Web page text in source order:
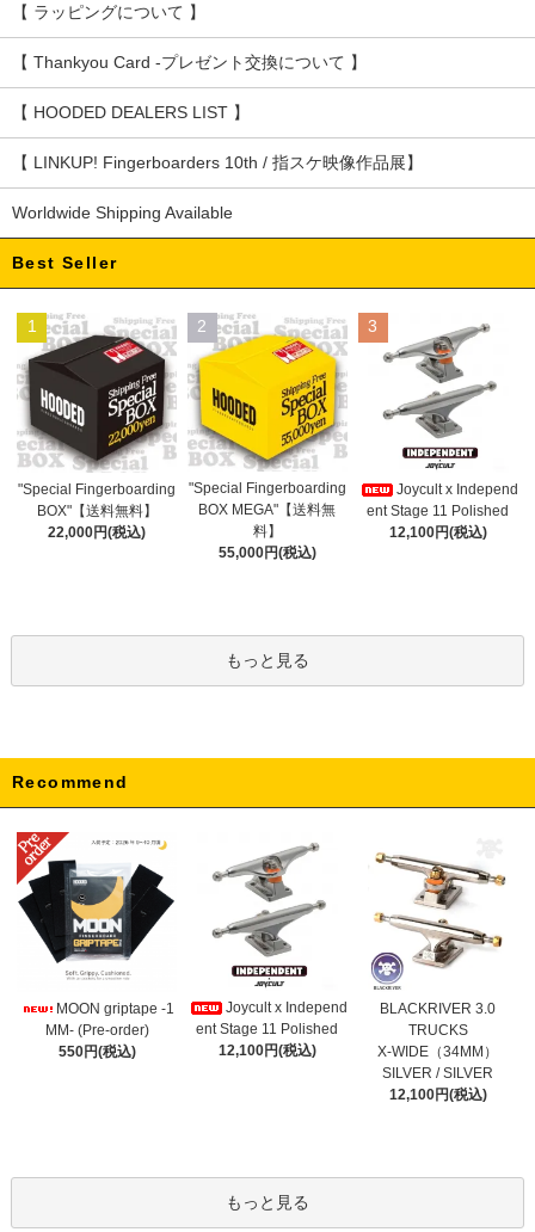
【 ラッピングについて 】
【 Thankyou Card -プレゼント交換について 】
【 HOODED DEALERS LIST 】
【 LINKUP! Fingerboarders 10th / 指スケ映像作品展】
Worldwide Shipping Available
Best Seller
1
"Special Fingerboarding
BOX"【送料無料】
22,000円(税込)
2
"Special Fingerboarding
BOX MEGA"【送料無
料】
55,000円(税込)
3
Joycult x Independ
ent Stage 11 Polished
12,100円(税込)
もっと見る
Recommend
MOON griptape -1
MM- (Pre-order)
550円(税込)
Joycult x Independ
ent Stage 11 Polished
12,100円(税込)
BLACKRIVER 3.0
TRUCKS
X-WIDE（34MM）
SILVER / SILVER
12,100円(税込)
もっと見る